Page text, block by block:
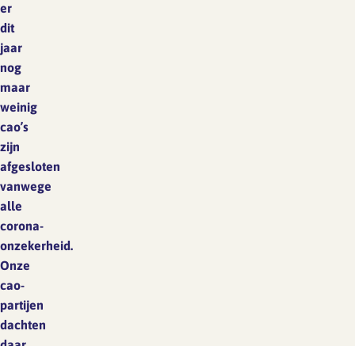
er
dit
jaar
nog
maar
weinig
cao’s
zijn
afgesloten
vanwege
alle
corona-
onzekerheid.
Onze
cao-
partijen
dachten